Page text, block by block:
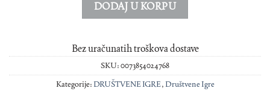
DODAJ U KORPU
Bez uračunatih troškova dostave
SKU:0073854024768
Kategorije:DRUŠTVENE IGRE,Društvene Igre